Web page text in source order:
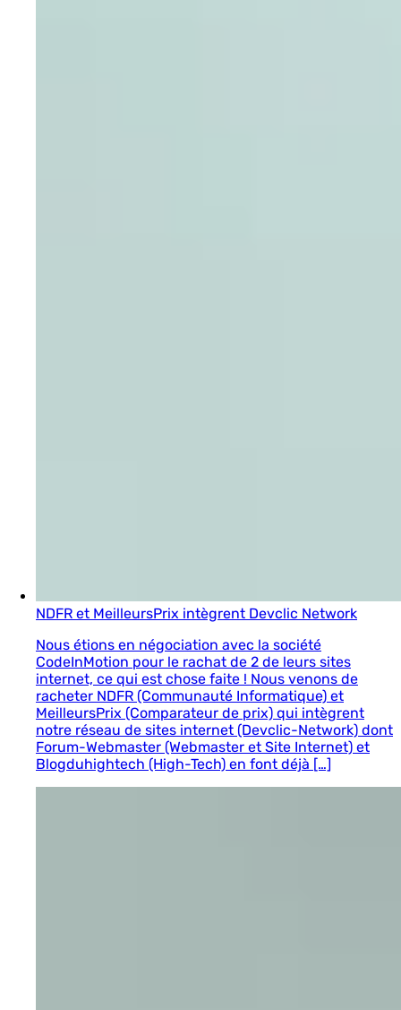
NDFR et MeilleursPrix intègrent Devclic Network
Nous étions en négociation avec la société
CodeInMotion pour le rachat de 2 de leurs sites
internet, ce qui est chose faite ! Nous venons de
racheter NDFR (Communauté Informatique) et
MeilleursPrix (Comparateur de prix) qui intègrent
notre réseau de sites internet (Devclic-Network) dont
Forum-Webmaster (Webmaster et Site Internet) et
Blogduhightech (High-Tech) en font déjà […]